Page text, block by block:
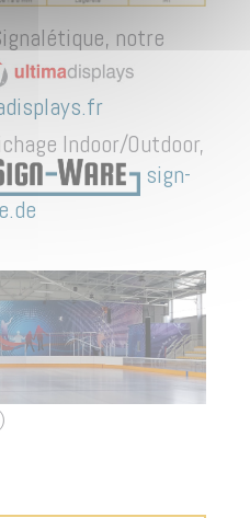
notre
Indoor/Outdoor,
sign-